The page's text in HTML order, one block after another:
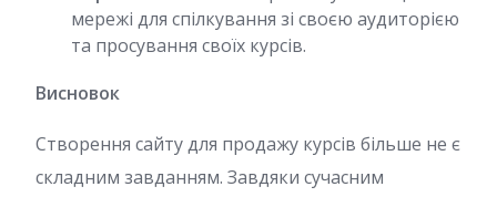
мережі для спілкування зі своєю аудиторією
та просування своїх курсів.
Висновок
Створення сайту для продажу курсів більше не є
складним завданням. Завдяки сучасним